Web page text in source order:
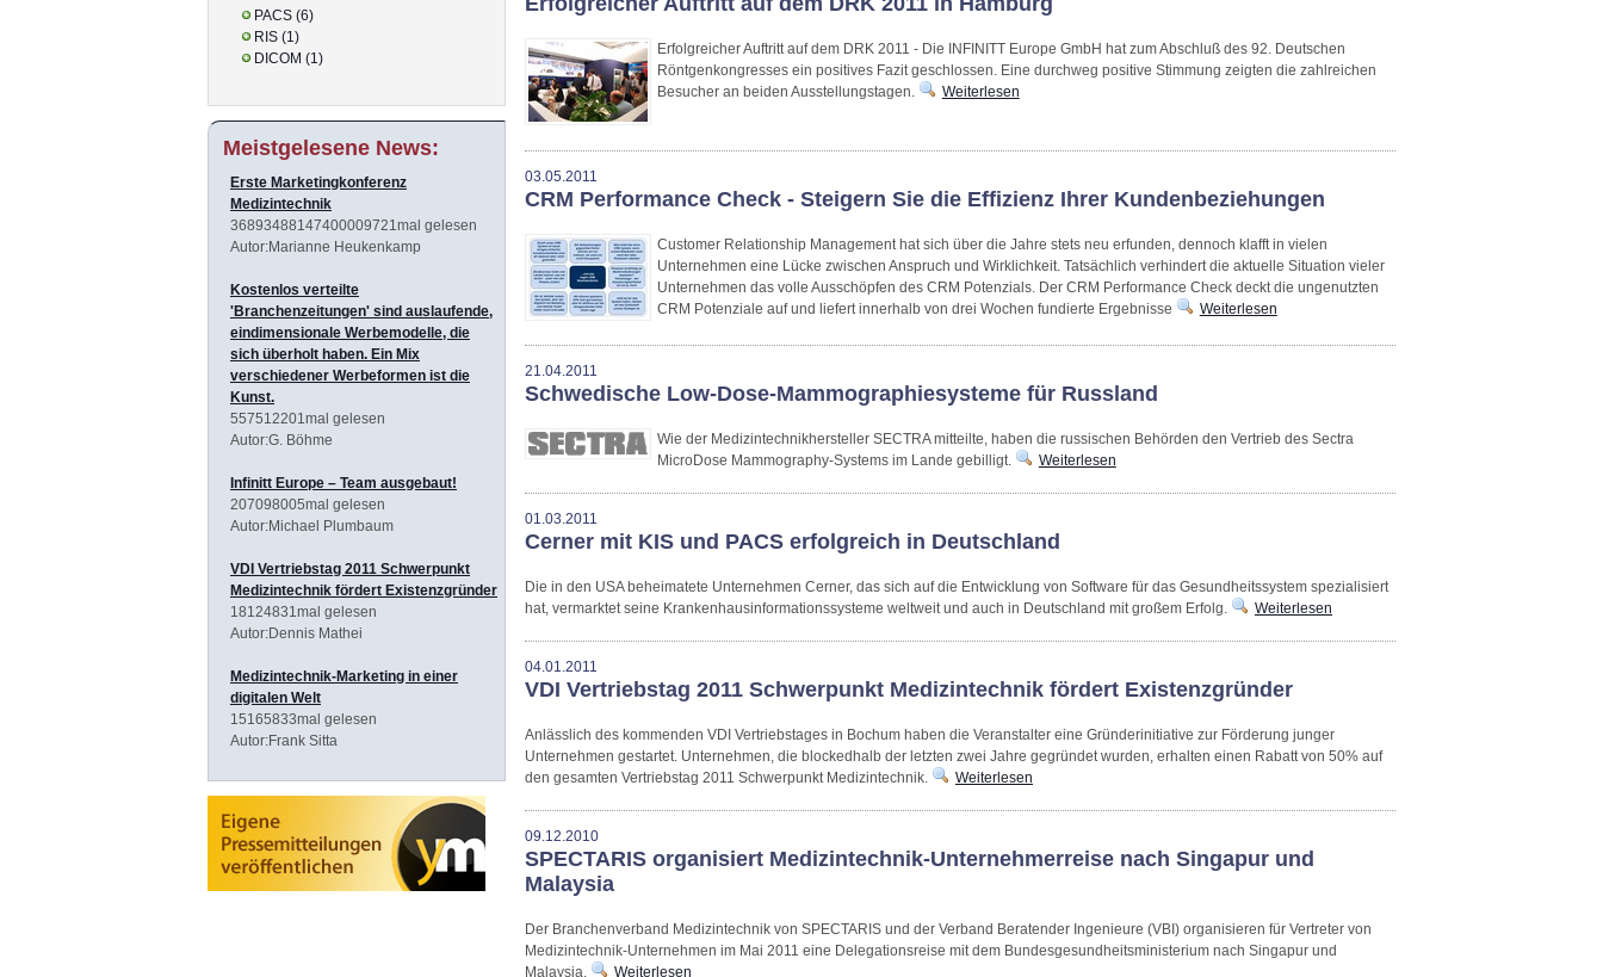
Erfolgreicher Auftritt auf dem DRK 2011 - Die INFINITT Europe GmbH hat zum Abschluß des 92. Deutschen
Röntgenkongresses ein positives Fazit geschlossen. Eine durchweg positive Stimmung zeigten die zahlreichen
Besucher an beiden Ausstellungstagen.
Weiterlesen
03.05.2011
CRM Performance Check - Steigern Sie die Effizienz Ihrer Kundenbeziehungen
Customer Relationship Management hat sich über die Jahre stets neu erfunden, dennoch klafft in vielen
Unternehmen eine Lücke zwischen Anspruch und Wirklichkeit. Tatsächlich verhindert die aktuelle Situation vieler
Unternehmen das volle Ausschöpfen des CRM Potenzials. Der CRM Performance Check deckt die ungenutzten
CRM Potenziale auf und liefert innerhalb von drei Wochen fundierte Ergebnisse
Weiterlesen
21.04.2011
Schwedische Low-Dose-Mammographiesysteme für Russland
Wie der Medizintechnikhersteller SECTRA mitteilte, haben die russischen Behörden den Vertrieb des Sectra
MicroDose Mammography-Systems im Lande gebilligt.
Weiterlesen
01.03.2011
Cerner mit KIS und PACS erfolgreich in Deutschland
Die in den USA beheimatete Unternehmen Cerner, das sich auf die Entwicklung von Software für das Gesundheitssystem spezialisiert
hat, vermarktet seine Krankenhausinformationssysteme weltweit und auch in Deutschland mit großem Erfolg.
Weiterlesen
04.01.2011
VDI Vertriebstag 2011 Schwerpunkt Medizintechnik fördert Existenzgründer
Anlässlich des kommenden VDI Vertriebstages in Bochum haben die Veranstalter eine Gründerinitiative zur Förderung junger
Unternehmen gestartet. Unternehmen, die blockedhalb der letzten zwei Jahre gegründet wurden, erhalten einen Rabatt von 50% auf
den gesamten Vertriebstag 2011 Schwerpunkt Medizintechnik.
Weiterlesen
09.12.2010
SPECTARIS organisiert Medizintechnik-Unternehmerreise nach Singapur und
Malaysia
Der Branchenverband Medizintechnik von SPECTARIS und der Verband Beratender Ingenieure (VBI) organisieren für Vertreter von
Medizintechnik-Unternehmen im Mai 2011 eine Delegationsreise mit dem Bundesgesundheitsministerium nach Singapur und
Malaysia.
Weiterlesen
PACS (6)
RIS (1)
DICOM (1)
Meistgelesene News:
Erste Marketingkonferenz
Medizintechnik
36893488147400009721mal gelesen
Autor:Marianne Heukenkamp
Kostenlos verteilte
'Branchenzeitungen' sind auslaufende,
eindimensionale Werbemodelle, die
sich überholt haben. Ein Mix
verschiedener Werbeformen ist die
Kunst.
557512201mal gelesen
Autor:G. Böhme
Infinitt Europe – Team ausgebaut!
207098005mal gelesen
Autor:Michael Plumbaum
VDI Vertriebstag 2011 Schwerpunkt
Medizintechnik fördert Existenzgründer
18124831mal gelesen
Autor:Dennis Mathei
Medizintechnik-Marketing in einer
digitalen Welt
15165833mal gelesen
Autor:Frank Sitta